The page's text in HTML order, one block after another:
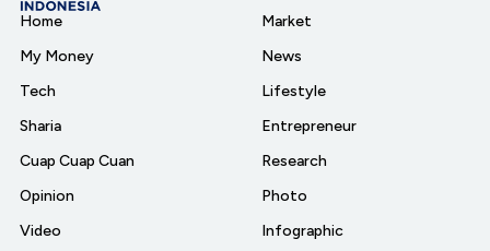
Home
My Money
Tech
Sharia
Cuap Cuap Cuan
Opinion
Video
Market
News
Lifestyle
Entrepreneur
Research
Photo
Infographic